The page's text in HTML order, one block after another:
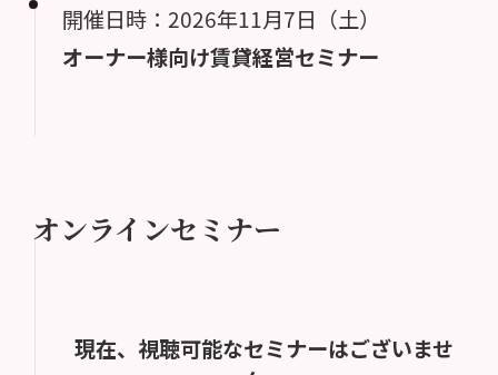
開催日時：2026年11月7日（土）
オーナー様向け賃貸経営セミナー
オンラインセミナー
現在、視聴可能なセミナーはございませ